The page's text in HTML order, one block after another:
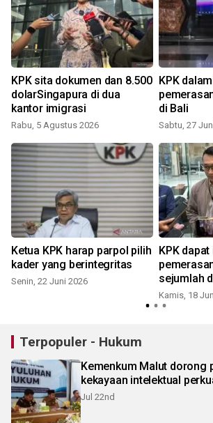
KPK sita dokumen dan 8.500
dolarSingapura di dua
kantor imigrasi
Rabu, 5 Agustus 2026
KPK
di Bali
Sabtu, 27
Ketua KPK harap parpol pilih
kader yang berintegritas
Senin, 22 Juni 2026
KPK
sejumlah
Kamis, 18
Terpopuler - Hukum
Kemenkum Malut dorong
kekayaan intelektual
Jul 22nd